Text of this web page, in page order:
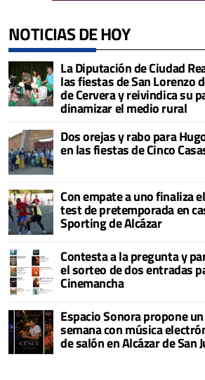
NOTICIAS DE HOY
La Diputación de Ciudad
las fiestas de San Lorenzo
de Cervera y reivindica su
dinamizar el medio rural
Dos orejas y rabo para
en las fiestas de Cinco
Con empate a uno finaliza
test de pretemporada en
Sporting de Alcázar
Contesta a la pregunta y
el sorteo de dos entradas
Cinemancha
Espacio Sonora propone
semana con música
de salón en Alcázar de San